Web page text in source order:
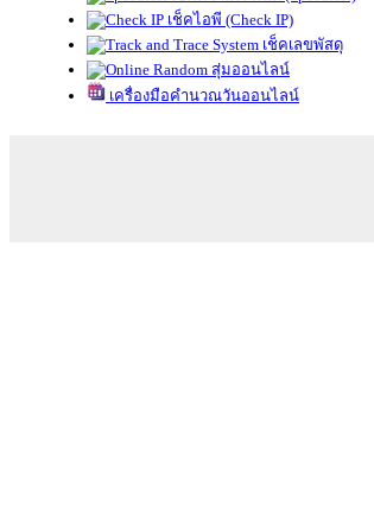
เช็คไอพี (Check IP)
เช็คเลขพัสดุ
สุ่มออนไลน์
เครื่องมือคำนวณวันออนไลน์